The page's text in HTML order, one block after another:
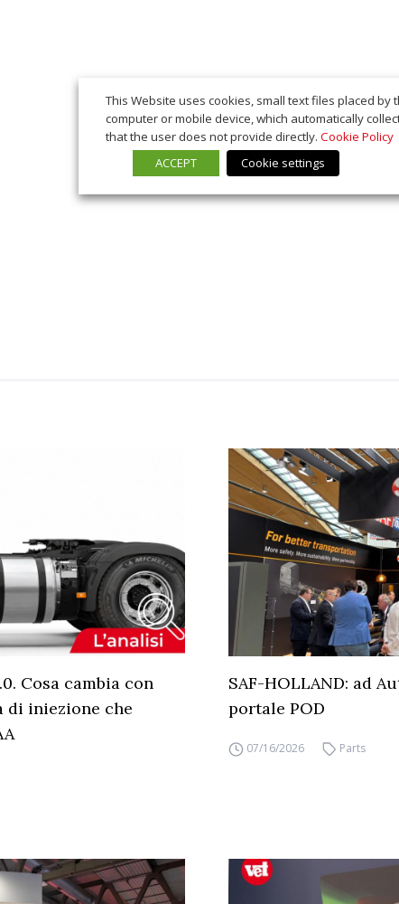
Cosa cambia con
di iniezione che
SAF-HOLLAND: ad
portale POD
07/16/2026 Parts
This Website uses cookies, small text files placed by
computer or mobile device, which automatically
that the user does not provide directly. Cookie Policy
ACCEPT
Cookie settings